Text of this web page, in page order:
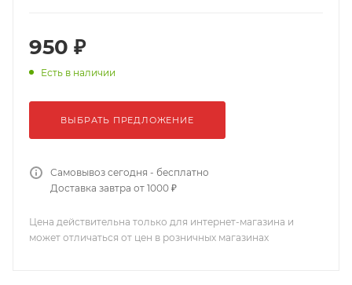
950 ₽
Есть в наличии
ВЫБРАТЬ ПРЕДЛОЖЕНИЕ
Самовывоз сегодня - бесплатно
Доставка завтра от 1000 ₽
Цена действительна только для интернет-магазина и
может отличаться от цен в розничных магазинах